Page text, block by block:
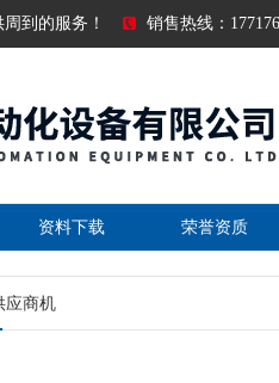
到的服务！ 销售热线：
资料下载 荣誉资质
应商机